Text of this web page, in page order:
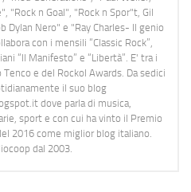
"Rock n Goal", "Rock n Spor"t, Gil
Dylan Nero" e "Ray Charles- Il genio
con i mensili “Classic Rock”,
“Il Manifesto” e “Libertà”. E' tra i
e del Rockol Awards. Da sedici
il suo blog
dove parla di musica,
sport e con cui ha vinto il Premio
2016 come miglior blog italiano.
dal 2003.